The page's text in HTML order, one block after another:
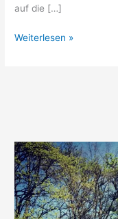
auf die […]
Buch
and
why
we
don’t
have
Weiterlesen »